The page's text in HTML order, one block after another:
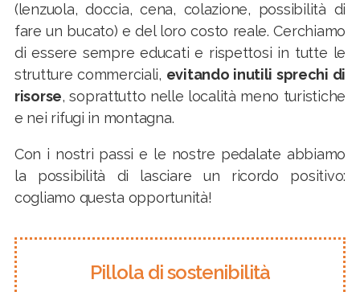
(lenzuola, doccia, cena, colazione, possibilità di
fare un bucato) e del loro costo reale. Cerchiamo
di essere sempre educati e rispettosi in tutte le
strutture commerciali, evitando inutili sprechi di
risorse, soprattutto nelle località meno turistiche
e nei rifugi in montagna.
Con i nostri passi e le nostre pedalate abbiamo
la possibilità di lasciare un ricordo positivo:
cogliamo questa opportunità!
Pillola di sostenibilità